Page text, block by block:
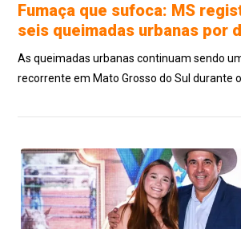
Fumaça que sufoca: MS
seis queimadas urbanas por
As queimadas urbanas continuam sendo
recorrente em Mato Grosso do Sul durante